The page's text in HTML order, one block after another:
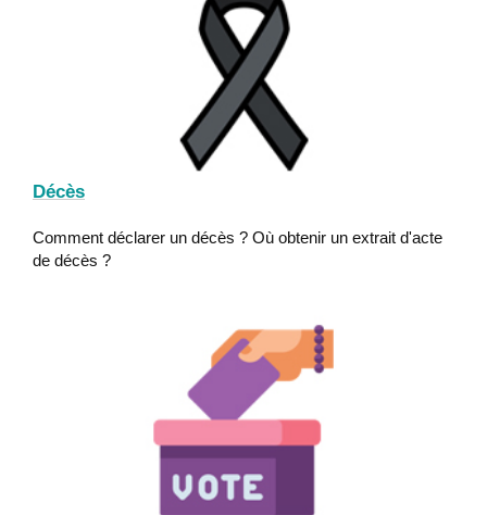
Décès
Comment déclarer un décès ? Où obtenir un extrait d'acte
de décès ?